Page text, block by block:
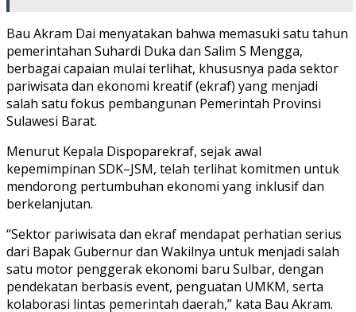
Bau Akram Dai menyatakan bahwa memasuki satu tahun
pemerintahan Suhardi Duka dan Salim S Mengga,
berbagai capaian mulai terlihat, khususnya pada sektor
pariwisata dan ekonomi kreatif (ekraf) yang menjadi
salah satu fokus pembangunan Pemerintah Provinsi
Sulawesi Barat.
Menurut Kepala Dispoparekraf, sejak awal
kepemimpinan SDK–JSM, telah terlihat komitmen untuk
mendorong pertumbuhan ekonomi yang inklusif dan
berkelanjutan.
“Sektor pariwisata dan ekraf mendapat perhatian serius
dari Bapak Gubernur dan Wakilnya untuk menjadi salah
satu motor penggerak ekonomi baru Sulbar, dengan
pendekatan berbasis event, penguatan UMKM, serta
kolaborasi lintas pemerintah daerah,” kata Bau Akram.